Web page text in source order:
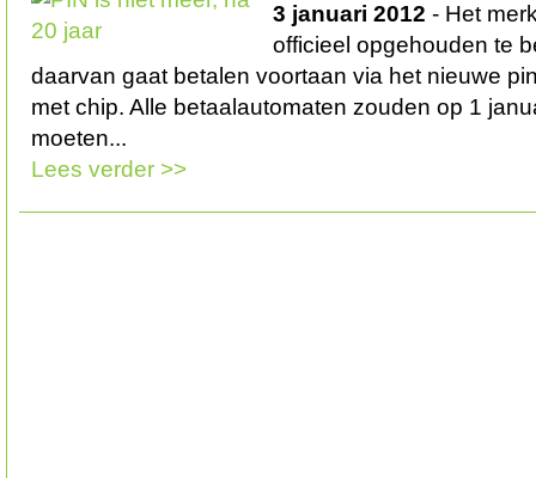
3 januari 2012 - Het
officieel opgehouden te
daarvan gaat betalen voortaan via het nieuwe
met chip. Alle betaalautomaten zouden op 1
moeten...
Lees verder >>